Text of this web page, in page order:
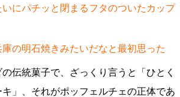
いにパチッと閉まるフタのついたカップ
の明石焼きみたいだなと最初思った
伝統菓子で、ざっくり言うと「ひとく
」、それがポッフェルチェの正体であ